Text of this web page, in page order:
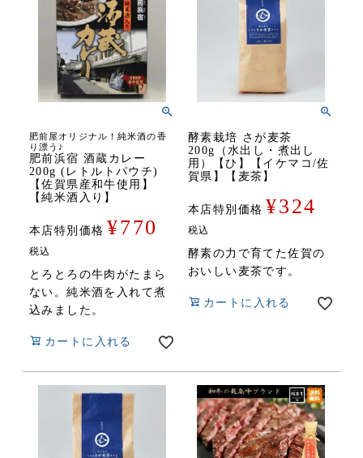
肥前屋オリジナル！純米酒の香
り漂う♪
肥前浜宿 酒蔵カレー
200g (レトルトパウチ)
【佐賀県産和牛使用】
【純米酒入り】
本店特別価格 ¥770
税込
とろとろの牛肉がたまら
ない。純米酒を入れて煮
込みました。
カートに入れる
酵素栽培 さが麦茶
200g（水出し・煮出し
用）【ひ】【イケマコ/佐
賀県】【麦茶】
本店特別価格 ¥324
税込
酵素の力で育てた佐賀の
おいしい麦茶です。
カートに入れる